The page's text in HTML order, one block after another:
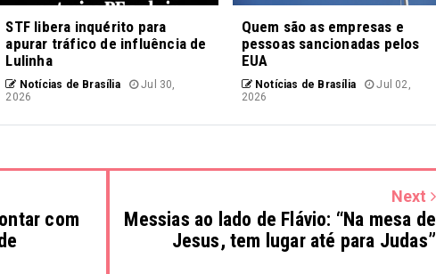
STF libera inquérito para
apurar tráfico de influência de
Lulinha
Notícias de Brasília
Jul 30,
2026
Quem são as empresas e
pessoas sancionadas pelos
EUA
Notícias de Brasília
Jul 02,
2026
com
Next
Messias ao lado de Flávio: “Na mesa de
Jesus, tem lugar até para Judas”